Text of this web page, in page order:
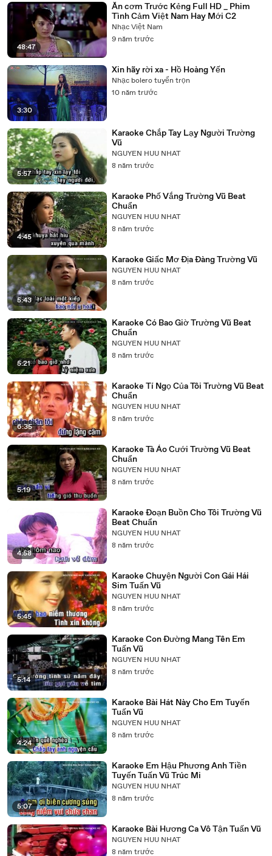
48:47
Ăn cơm Trước Kẻng Full HD _ Phim
Tình Cảm Việt Nam Hay Mới C2
Nhạc Việt Nam
9 năm trước
3:30
Xin hãy rời xa - Hồ Hoàng Yến
Nhạc bolero tuyển trọn
10 năm trước
5:57
Karaoke Chắp Tay Lạy Người Trường
Vũ
NGUYEN HUU NHAT
8 năm trước
4:45
Karaoke Phố Vắng Trường Vũ Beat
Chuẩn
NGUYEN HUU NHAT
8 năm trước
5:43
Karaoke Giấc Mơ Địa Đàng Trường Vũ
NGUYEN HUU NHAT
8 năm trước
5:21
Karaoke Có Bao Giờ Trường Vũ Beat
Chuẩn
NGUYEN HUU NHAT
8 năm trước
6:35
Karaoke Tí Ngọ Của Tôi Trường Vũ Beat
Chuẩn
NGUYEN HUU NHAT
8 năm trước
5:19
Karaoke Tà Áo Cưới Trường Vũ Beat
Chuẩn
NGUYEN HUU NHAT
8 năm trước
4:58
Karaoke Đoạn Buồn Cho Tôi Trường Vũ
Beat Chuẩn
NGUYEN HUU NHAT
8 năm trước
5:45
Karaoke Chuyện Người Con Gái Hái
Sim Tuấn Vũ
NGUYEN HUU NHAT
8 năm trước
5:14
Karaoke Con Đường Mang Tên Em
Tuấn Vũ
NGUYEN HUU NHAT
8 năm trước
4:24
Karaoke Bài Hát Này Cho Em Tuyến
Tuấn Vũ
NGUYEN HUU NHAT
8 năm trước
5:07
Karaoke Em Hậu Phương Anh Tiền
Tuyến Tuấn Vũ Trúc Mi
NGUYEN HUU NHAT
8 năm trước
Karaoke Bài Hương Ca Vô Tận Tuấn Vũ
NGUYEN HUU NHAT
8 năm trước